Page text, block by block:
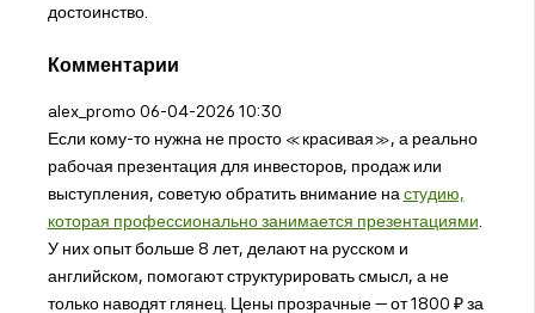
достоинство.
Комментарии
alex_promo 06-04-2026 10:30
Если кому-то нужна не просто «красивая», а реально
рабочая презентация для инвесторов, продаж или
выступления, советую обратить внимание на студию,
которая профессионально занимается презентациями
У них опыт больше 8 лет, делают на русском и
английском, помогают структурировать смысл, а не
только наводят глянец. Цены прозрачные — от 1800 ₽ за